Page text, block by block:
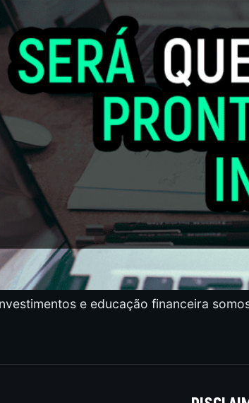
e educação financeira